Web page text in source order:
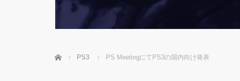
ホーム PS3 PS MeetingにてPS3の国内向け発表